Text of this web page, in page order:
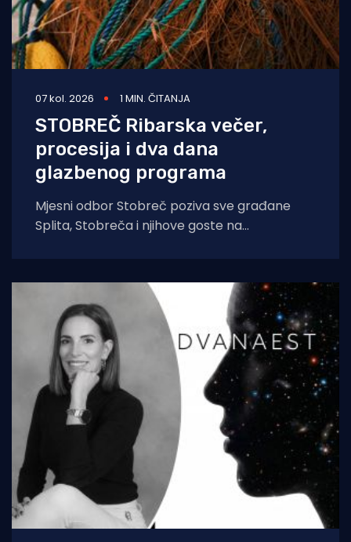
07 kol. 2026 1 MIN. ČITANJA
STOBREČ Ribarska večer,
procesija i dva dana
glazbenog programa
Mjesni odbor Stobreč poziva sve građane
Splita, Stobreča i njihove goste na